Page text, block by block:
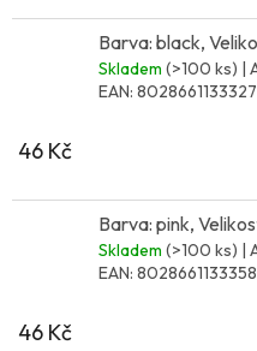
Barva: black,
Skladem (>100 ks) |
EAN: 8028661133327
46 Kč
Barva: pink,
Skladem (>100 ks) |
EAN: 8028661133358
46 Kč